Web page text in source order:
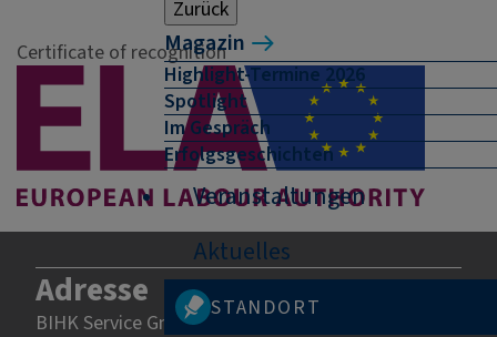
Zurück
Magazin
Highlight-Termine 2026
Spotlight
Im Gespräch
Erfolgsgeschichten
Veranstaltungen
Aktuelles
STANDORT
Certificate of recognition
Adresse
BIHK Service GmbH